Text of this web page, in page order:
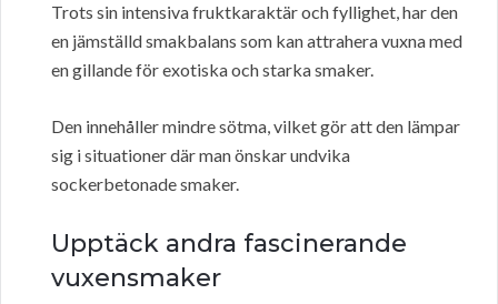
Trots sin intensiva fruktkaraktär och fyllighet, har den
en jämställd smakbalans som kan attrahera vuxna med
en gillande för exotiska och starka smaker.
Den innehåller mindre sötma, vilket gör att den lämpar
sig i situationer där man önskar undvika
sockerbetonade smaker.
Upptäck andra fascinerande
vuxensmaker